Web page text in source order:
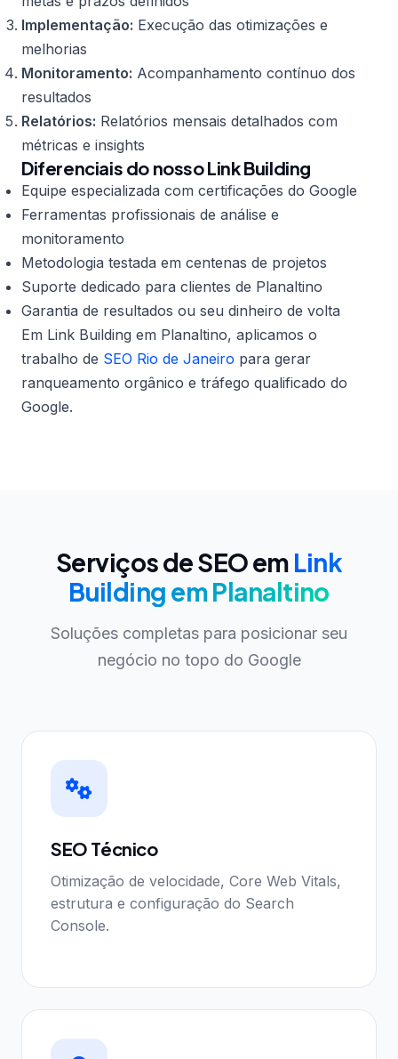
Implementação: Execução das otimizações e
melhorias
Monitoramento: Acompanhamento contínuo dos
resultados
Relatórios: Relatórios mensais detalhados com
métricas e insights
Diferenciais do nosso Link Building
Equipe especializada com certificações do Google
Ferramentas profissionais de análise e
monitoramento
Metodologia testada em centenas de projetos
Suporte dedicado para clientes de Planaltino
Garantia de resultados ou seu dinheiro de volta
Em Link Building em Planaltino, aplicamos o
trabalho de SEO Rio de Janeiro para gerar
ranqueamento orgânico e tráfego qualificado do
Google.
Serviços de SEO em Link
Building em Planaltino
Soluções completas para posicionar seu
negócio no topo do Google
SEO Técnico
Otimização de velocidade, Core Web Vitals,
estrutura e configuração do Search
Console.